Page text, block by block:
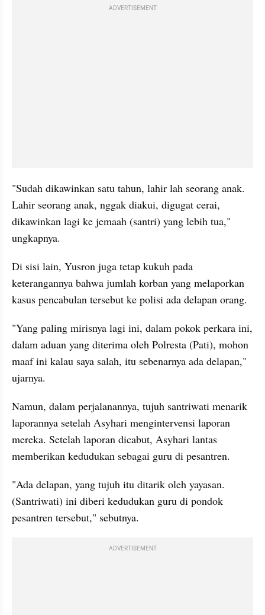
ADVERTISEMENT
"Sudah dikawinkan satu tahun, lahir lah seorang anak.
Lahir seorang anak, nggak diakui, digugat cerai,
dikawinkan lagi ke jemaah (santri) yang lebih tua,"
ungkapnya.
Di sisi lain, Yusron juga tetap kukuh pada
keterangannya bahwa jumlah korban yang melaporkan
kasus pencabulan tersebut ke polisi ada delapan orang.
"Yang paling mirisnya lagi ini, dalam pokok perkara ini,
dalam aduan yang diterima oleh Polresta (Pati), mohon
maaf ini kalau saya salah, itu sebenarnya ada delapan,"
ujarnya.
Namun, dalam perjalanannya, tujuh santriwati menarik
laporannya setelah Asyhari mengintervensi laporan
mereka. Setelah laporan dicabut, Asyhari lantas
memberikan kedudukan sebagai guru di pesantren.
"Ada delapan, yang tujuh itu ditarik oleh yayasan.
(Santriwati) ini diberi kedudukan guru di pondok
pesantren tersebut," sebutnya.
ADVERTISEMENT